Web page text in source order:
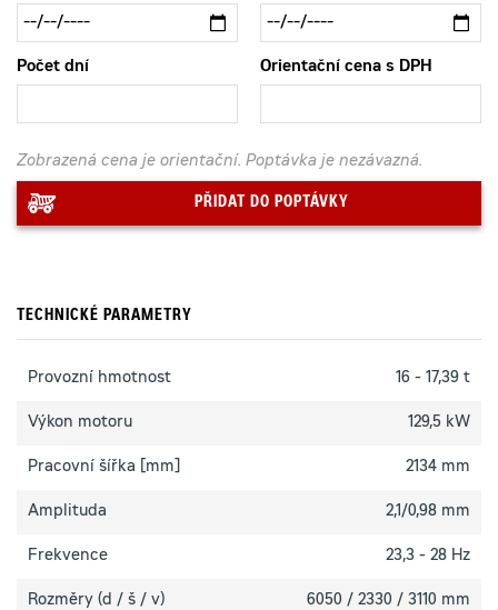
Počet dní Orientační cena s DPH
Zobrazená cena je orientační. Poptávka je nezávazná.
PŘIDAT DO POPTÁVKY
TECHNICKÉ PARAMETRY
Provozní hmotnost 16 - 17,39 t
Výkon motoru 129,5 kW
Pracovní šířka [mm] 2134 mm
Amplituda 2,1/0,98 mm
Frekvence 23,3 - 28 Hz
Rozměry (d / š / v) 6050 / 2330 / 3110 mm